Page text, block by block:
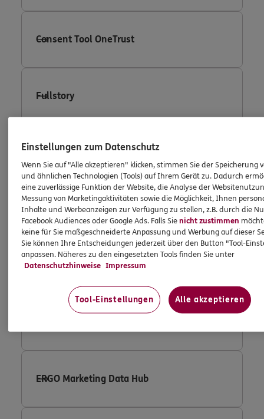
Consent Tool OneTrust
Fullstory
Facebook Conversion Tracking
Facebook Custom Audience
Google Adwords Conversion Tracking
ERGO Marketing Data Hub
Einstellungen zum Datenschutz
Wenn Sie auf "Alle akzeptieren" klicken, stimmen Sie der Speicherung
und ähnlichen Technologien (Tools) auf Ihrem Gerät zu. Dadurch
eine zuverlässige Funktion der Website, die Analyse der
Messung von Marketingaktivitäten sowie die Möglichkeit, Ihnen
Inhalte und Werbeanzeigen zur Verfügung zu stellen, z.B. durch die
Facebook Audiences oder Google Ads. Falls Sienicht zustimmen
keine für Sie maßgeschneiderte Anpassung und Werbung auf dieser
Sie können Ihre Entscheidungen jederzeit über den Button "Tool-
anpassen. Näheres zu den eingesetzten Tools finden Sie unter
Datenschutzhinweise Impressum
Tool-Einstellungen Alle akzeptieren